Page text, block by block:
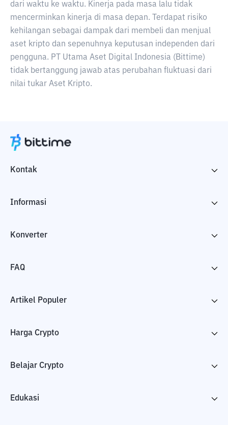
dari waktu ke waktu. Kinerja pada masa lalu tidak
mencerminkan kinerja di masa depan. Terdapat risiko
kehilangan sebagai dampak dari membeli dan menjual
aset kripto dan sepenuhnya keputusan independen dari
pengguna. PT Utama Aset Digital Indonesia (Bittime)
tidak bertanggung jawab atas perubahan fluktuasi dari
nilai tukar Aset Kripto.
Kontak
Informasi
Konverter
FAQ
Artikel Populer
Harga Crypto
Belajar Crypto
Edukasi